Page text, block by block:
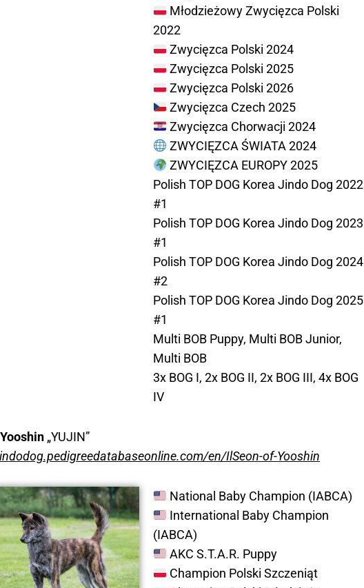
Młodzieżowy Zwycięzca Polski
2022
Zwycięzca Polski 2024
Zwycięzca Polski 2025
Zwycięzca Polski 2026
Zwycięzca Czech 2025
Zwycięzca Chorwacji 2024
ZWYCIĘZCA ŚWIATA 2024
ZWYCIĘZCA EUROPY 2025
Polish TOP DOG Korea Jindo Dog 2022
#1
Polish TOP DOG Korea Jindo Dog 2023
#1
Polish TOP DOG Korea Jindo Dog 2024
#2
Polish TOP DOG Korea Jindo Dog 2025
#1
Multi BOB Puppy, Multi BOB Junior,
Multi BOB
3x BOG I, 2x BOG II, 2x BOG III, 4x BOG
IV
„YUJIN”
en/IlSeon-of-Yooshin
National Baby Champion (IABCA)
International Baby Champion
(IABCA)
AKC S.T.A.R. Puppy
Champion Polski Szczeniąt